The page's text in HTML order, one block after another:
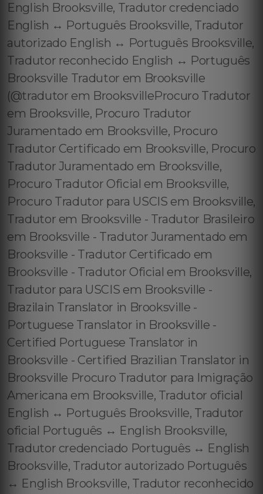
English Brooksville, Tradutor credenciado
English ↔️ Português Brooksville, Tradutor
autorizado English ↔️ Português Brooksville,
Tradutor reconhecido English ↔️ Português
Brooksville Tradutor em Brooksville
(@tradutor em BrooksvilleProcuro Tradutor
em Brooksville, Procuro Tradutor
Juramentado em Brooksville, Procuro
Tradutor Certificado em Brooksville, Procuro
Tradutor Juramentado em Brooksville,
Procuro Tradutor Oficial em Brooksville,
Procuro Tradutor para USCIS em Brooksville,
Tradutor em Brooksville - Tradutor Brasileiro
em Brooksville - Tradutor Juramentado em
Brooksville - Tradutor Certificado em
Brooksville - Tradutor Oficial em Brooksville,
Tradutor para USCIS em Brooksville -
Brazilain Translator in Brooksville -
Portuguese Translator in Brooksville -
Certified Portuguese Translator in
Brooksville - Certified Brazilian Translator in
Brooksville Procuro Tradutor para Imigração
Americana em Brooksville, Tradutor oficial
English ↔️ Português Brooksville, Tradutor
oficial Português ↔️ English Brooksville,
Tradutor credenciado Português ↔️ English
Brooksville, Tradutor autorizado Português
↔️ English Brooksville, Tradutor reconhecido